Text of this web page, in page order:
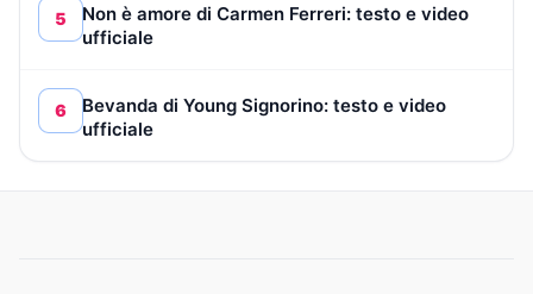
5
Non è amore di Carmen Ferreri: testo e video
ufficiale
6
Bevanda di Young Signorino: testo e video
ufficiale